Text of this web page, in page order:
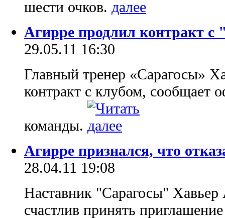
шести очков.
Агирре продлил контракт с
29.05.11 16:30
Главный тренер «Сарагосы»
контракт с клубом, сообщает
команды.
Агирре признался, что
28.04.11 19:08
Наставник "Сарагосы" Хавьер
счастлив принять